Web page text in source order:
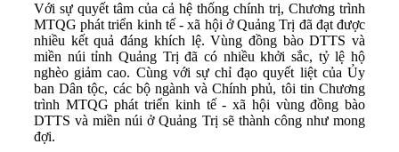
Với sự quyết tâm của cả hệ thống chính trị, Chương trình
MTQG phát triển kinh tế - xã hội ở Quảng Trị đã đạt được
nhiều kết quả đáng khích lệ. Vùng đồng bào DTTS và
miền núi tỉnh Quảng Trị đã có nhiều khởi sắc, tỷ lệ hộ
nghèo giảm cao. Cùng với sự chỉ đạo quyết liệt của Ủy
ban Dân tộc, các bộ ngành và Chính phủ, tôi tin Chương
trình MTQG phát triển kinh tế - xã hội vùng đồng bào
DTTS và miền núi ở Quảng Trị sẽ thành công như mong
đợi.